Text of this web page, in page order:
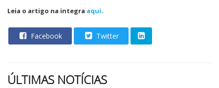
Leia o artigo na integra aqui.
Facebook Twitter
ÚLTIMAS NOTÍCIAS